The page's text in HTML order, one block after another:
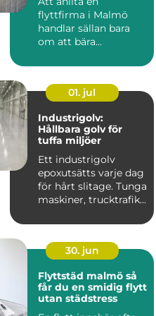
flyttfirma i Malmö
handlar sällan bara
om att bära
A till B. För ...
01. jul
Industrigolv:
Hållbara golv för
tuffa miljöer
Ett industrigolv
epoxutsätts varje dag
för hårt slitage. Tunga
maskiner, trucktrafik...
30. jun
Flyttstäd malmö så
får du en smidig flytt
utan städstress